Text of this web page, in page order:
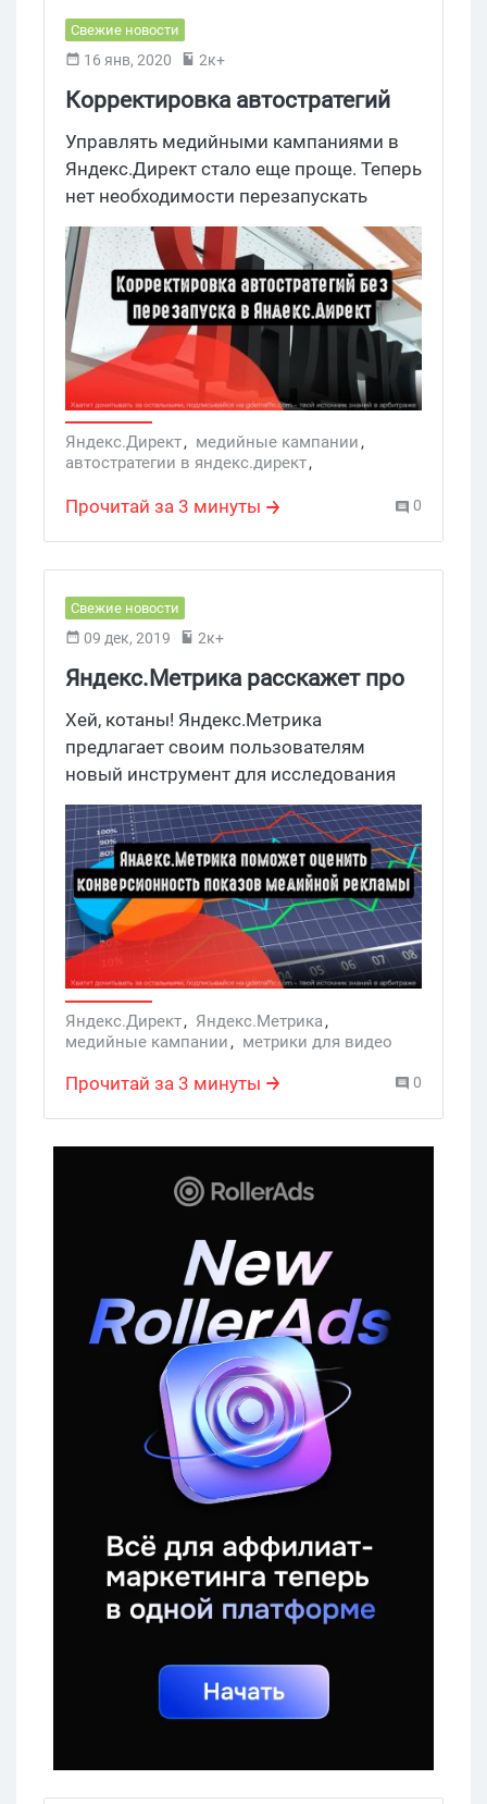
Свежие новости
16 янв, 2020 2к+
Корректировка автостратегий
без перезапуска в
Яндекс.Директ
Управлять медийными кампаниями в
Яндекс.Директ стало еще проще. Теперь
нет необходимости перезапускать
автостратегии после их корректировки.
Все изменения можно вносить в
буквальном смысле на ходу, не
останавливая рекламные кампании.
Яндекс.Директ, медийные кампании,
автостратегии в яндекс.директ,
Прочитай за 3 минуты 0
Свежие новости
09 дек, 2019 2к+
Яндекс.Метрика расскажет про
медийные кампании
Хей, котаны! Яндекс.Метрика
предлагает своим пользователям
новый инструмент для исследования
медийных кампаний. Они смогут
получить отчеты еще до окончания
рекламной кампании.
Яндекс.Директ, Яндекс.Метрика,
медийные кампании, метрики для видео
Прочитай за 3 минуты 0